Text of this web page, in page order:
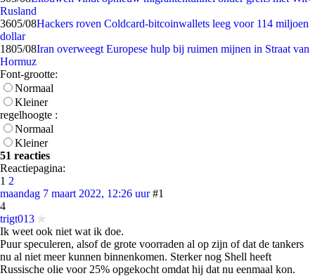
Rusland
3605/08Hackers roven Coldcard-bitcoinwallets leeg voor 114 miljoen
dollar
1805/08Iran overweegt Europese hulp bij ruimen mijnen in Straat van
Hormuz
Font-grootte:
Normaal
Kleiner
regelhoogte :
Normaal
Kleiner
51 reacties
Reactiepagina:
1 2
maandag 7 maart 2022, 12:26 uur #1
4
trigt013
Ik weet ook niet wat ik doe.
Puur speculeren, alsof de grote voorraden al op zijn of dat de tankers
nu al niet meer kunnen binnenkomen. Sterker nog Shell heeft
Russische olie voor 25% opgekocht omdat hij dat nu eenmaal kon.